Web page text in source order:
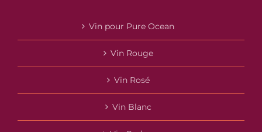
Vin pour Pure Ocean
Vin Rouge
Vin Rosé
Vin Blanc